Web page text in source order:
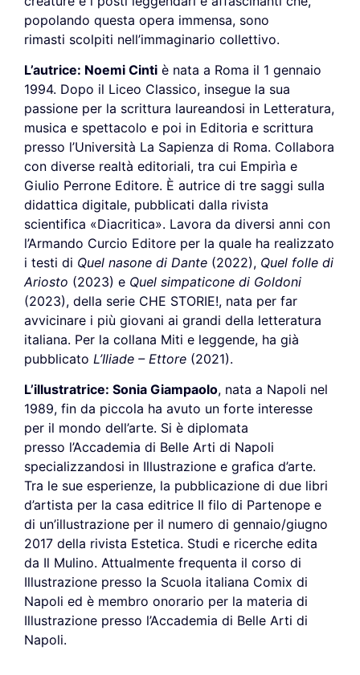
popolando questa opera immensa, sono
rimasti scolpiti nell’immaginario collettivo.
L’autrice: Noemi Cinti è nata a Roma il 1 gennaio
1994. Dopo il Liceo Classico, insegue la sua
passione per la scrittura laureandosi in Letteratura,
musica e spettacolo e poi in Editoria e scrittura
presso l’Università La Sapienza di Roma. Collabora
con diverse realtà editoriali, tra cui Empirìa e
Giulio Perrone Editore. È autrice di tre saggi sulla
didattica digitale, pubblicati dalla rivista
scientifica «Diacritica». Lavora da diversi anni con
l’Armando Curcio Editore per la quale ha realizzato
i testi di Quel nasone di Dante (2022), Quel folle di
Ariosto (2023) e Quel simpaticone di Goldoni
(2023), della serie CHE STORIE!, nata per far
avvicinare i più giovani ai grandi della letteratura
italiana. Per la collana Miti e leggende, ha già
pubblicato L’Iliade – Ettore (2021).
L’illustratrice: Sonia Giampaolo, nata a Napoli nel
1989, fin da piccola ha avuto un forte interesse
per il mondo dell’arte. Si è diplomata
presso l’Accademia di Belle Arti di Napoli
specializzandosi in Illustrazione e grafica d’arte.
Tra le sue esperienze, la pubblicazione di due libri
d’artista per la casa editrice Il filo di Partenope e
di un’illustrazione per il numero di gennaio/giugno
2017 della rivista Estetica. Studi e ricerche edita
da Il Mulino. Attualmente frequenta il corso di
Illustrazione presso la Scuola italiana Comix di
Napoli ed è membro onorario per la materia di
Illustrazione presso l’Accademia di Belle Arti di
Napoli.